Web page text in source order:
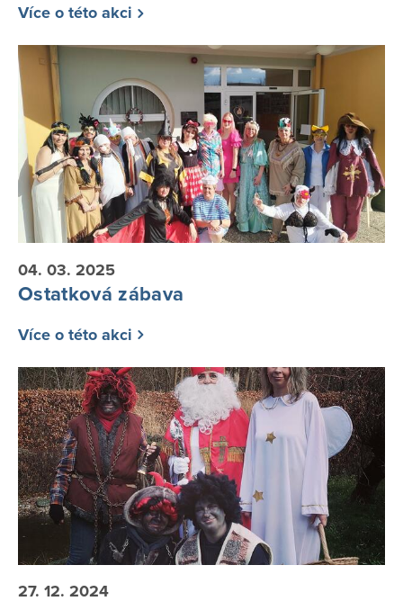
Více o této akci
04. 03. 2025
Ostatková zábava
Více o této akci
27. 12. 2024